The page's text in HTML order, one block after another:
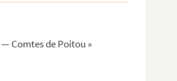
Comtes de Poitou »